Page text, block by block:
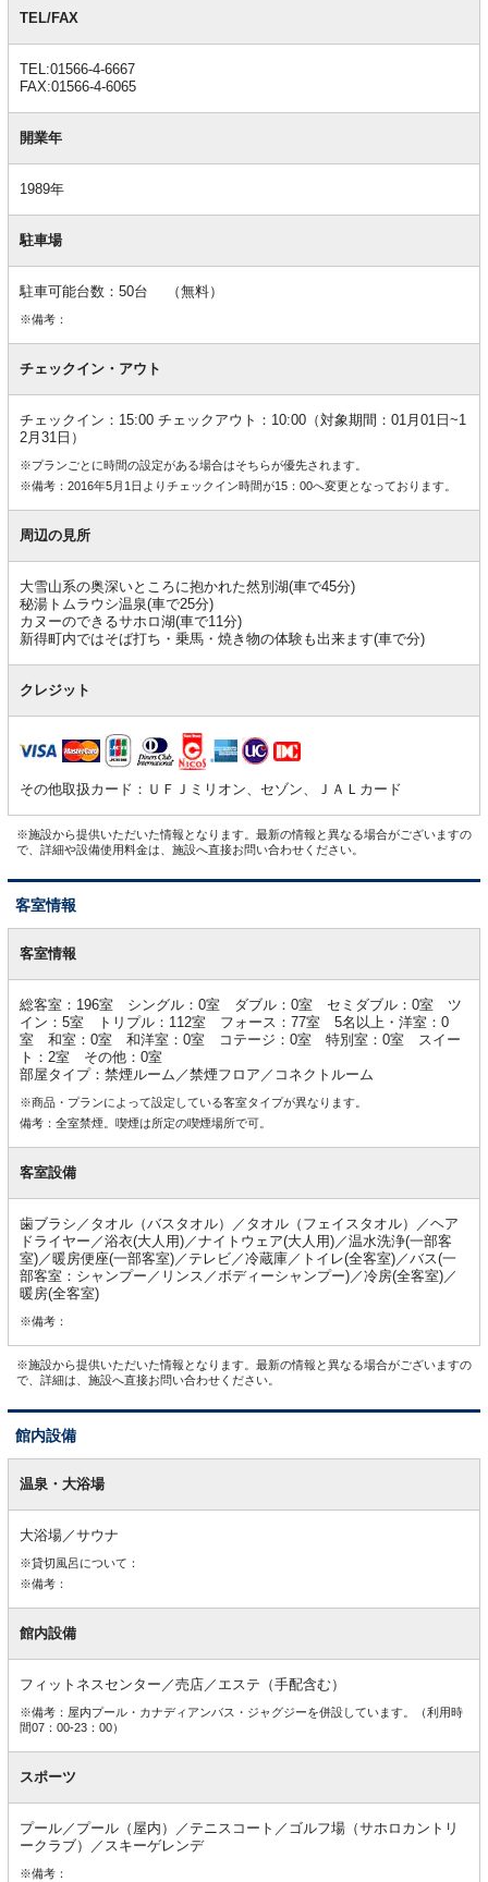
TEL/FAX
TEL:01566-4-6667
FAX:01566-4-6065
開業年
1989年
駐車場
駐車可能台数：50台 （無料）
※備考：
チェックイン・アウト
チェックイン：15:00 チェックアウト：10:00（対象期間：01月01日~1
2月31日）
※プランごとに時間の設定がある場合はそちらが優先されます。
※備考：2016年5月1日よりチェックイン時間が15：00へ変更となっております。
周辺の見所
大雪山系の奥深いところに抱かれた然別湖(車で45分)
秘湯トムラウシ温泉(車で25分)
カヌーのできるサホロ湖(車で11分)
新得町内ではそば打ち・乗馬・焼き物の体験も出来ます(車で分)
クレジット
その他取扱カード：ＵＦＪミリオン、セゾン、ＪＡＬカード
※施設から提供いただいた情報となります。最新の情報と異なる場合がございますの
で、詳細や設備使用料金は、施設へ直接お問い合わせください。
客室情報
室客室情報
総客室：196室 シングル：0室 ダブル：0室 セミダブル：0室 ツ
イン：5室 トリプル：112室 フォース：77室 5名以上・洋室：0
室 和室：0室 和洋室：0室 コテージ：0室 特別室：0室 スイー
ト：2室 その他：0室
部屋タイプ：禁煙ルーム／禁煙フロア／コネクトルーム
※商品・プランによって設定している客室タイプが異なります。
備考：全室禁煙。喫煙は所定の喫煙場所で可。
客室設備
歯ブラシ／タオル（バスタオル）／タオル（フェイスタオル）／ヘア
ドライヤー／浴衣(大人用)／ナイトウェア(大人用)／温水洗浄(一部客
室)／暖房便座(一部客室)／テレビ／冷蔵庫／トイレ(全客室)／バス(一
部客室：シャンプー／リンス／ボディーシャンプー)／冷房(全客室)／
暖房(全客室)
※備考：
※施設から提供いただいた情報となります。最新の情報と異なる場合がございますの
で、詳細は、施設へ直接お問い合わせください。
館内設備
内温泉・大浴場
大浴場／サウナ
※貸切風呂について：
※備考：
館内設備
フィットネスセンター／売店／エステ（手配含む）
※備考：屋内プール・カナディアンバス・ジャグジーを併設しています。（利用時
間07：00-23：00）
スポーツ
プール／プール（屋内）／テニスコート／ゴルフ場（サホロカントリ
ークラブ）／スキーゲレンデ
※備考：